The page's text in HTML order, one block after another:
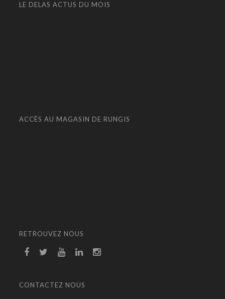
LE DELAS ACTUS DU MOIS
ACCÈS AU MAGASIN DE RUNGIS
RETROUVEZ NOUS
CONTACTEZ NOUS